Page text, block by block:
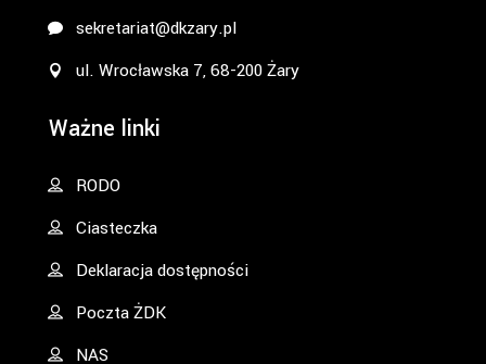
sekretariat@dkzary.pl
ul. Wrocławska 7, 68-200 Żary
Ważne linki
RODO
Ciasteczka
Deklaracja dostępności
Poczta ŻDK
NAS